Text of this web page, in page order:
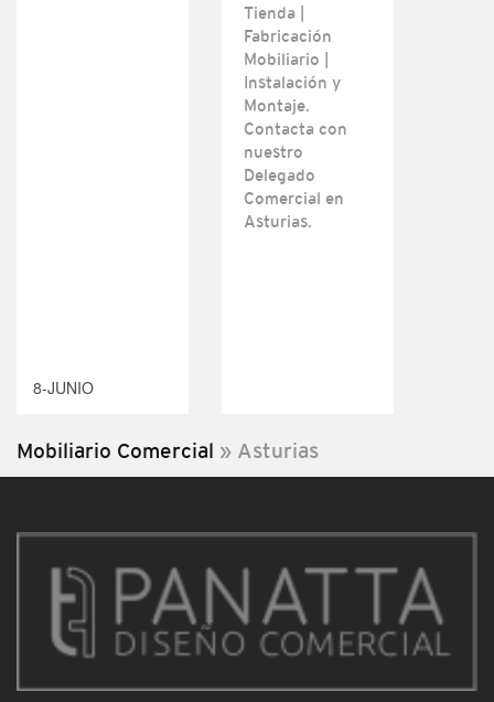
8-JUNIO
Tienda |
Fabricación
Mobiliario |
Instalación y
Montaje.
Contacta con
nuestro
Delegado
Comercial en
Asturias.
Mobiliario Comercial » Asturias